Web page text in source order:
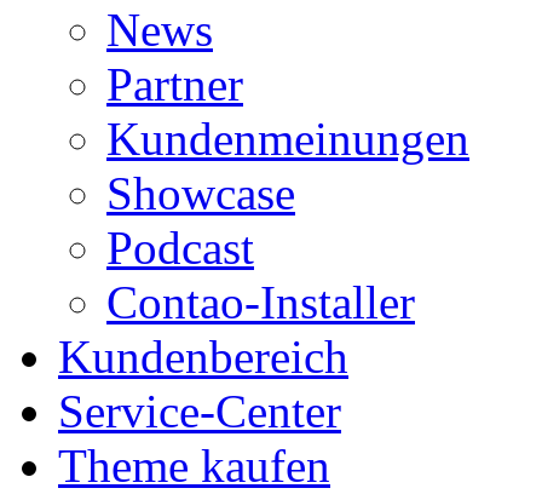
News
Partner
Kundenmeinungen
Showcase
Podcast
Contao-Installer
Kundenbereich
Service-Center
Theme kaufen